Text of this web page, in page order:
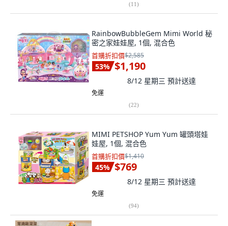
(11)
RainbowBubbleGem Mimi World 秘
密之家娃娃屋, 1個, 混合色
首購折扣價$2,585
53% $1,190
8/12 星期三 預計送達
免運
(22)
MIMI PETSHOP Yum Yum 罐頭塔娃
娃屋, 1個, 混合色
首購折扣價$1,410
45% $769
8/12 星期三 預計送達
免運
(94)